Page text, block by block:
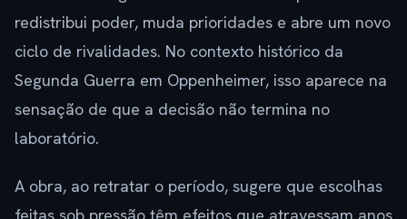
redistribui poder, muda prioridades e abre um novo
ciclo de rivalidades. No contexto histórico da
Segunda Guerra em Oppenheimer, isso aparece na
sensação de que a decisão não termina no
laboratório.
A obra, ao retratar o período, sugere que escolhas